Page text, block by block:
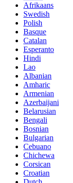
Afrikaans
Swedish
Polish
Basque
Catalan
Esperanto
Hindi
Lao
Albanian
Amharic
Armenian
Azerbaijani
Belarusian
Bengali
Bosnian
Bulgarian
Cebuano
Chichewa
Corsican
Croatian